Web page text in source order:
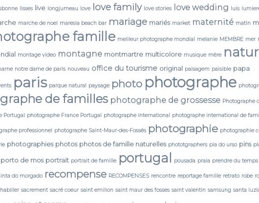
lisses live longjumeau love love family love stories love wedding luis
marche de noel maresia beach bar mariage mariés market maternité matin
famille meilleur photographe mondial melanie MEMBRE mer
montage video montagne montmartre multicolore musique mère
notre dame de paris nouveau office du tourisme original paisagem paisible papa
paris parque natural paysage photo photographe
de familles photographe de grossesse Photographe
Portugal photographe France Portugal photographe international photographe international de
professionnel photographe Saint-Maur-des-Fossés photographie photographie
photographies photos photos de famille naturelles phototgraphers pia do urso pins
porto de mos portrait portrait de famille portugal pousada praia prendre du temps
do morgado recompense RECOMPENSES rencontre reportage famille retrato robe
sacrement sacré coeur saint emilion saint maur des fosses saint valentin samsung santa